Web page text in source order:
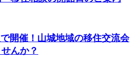
開催！山城地域の移住交流会
んか？